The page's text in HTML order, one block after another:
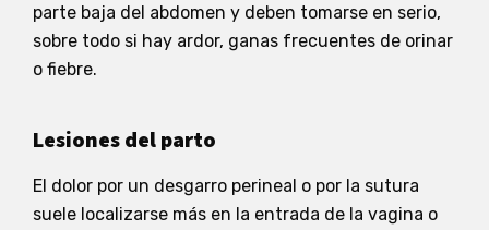
parte baja del abdomen y deben tomarse en serio,
sobre todo si hay ardor, ganas frecuentes de orinar
o fiebre.
Lesiones del parto
El dolor por un desgarro perineal o por la sutura
suele localizarse más en la entrada de la vagina o